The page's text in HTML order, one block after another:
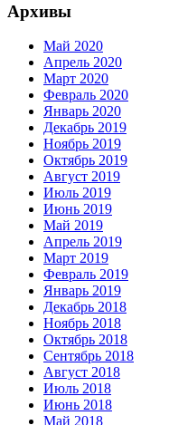
Архивы
Май 2020
Апрель 2020
Март 2020
Февраль 2020
Январь 2020
Декабрь 2019
Ноябрь 2019
Октябрь 2019
Август 2019
Июль 2019
Июнь 2019
Май 2019
Апрель 2019
Март 2019
Февраль 2019
Январь 2019
Декабрь 2018
Ноябрь 2018
Октябрь 2018
Сентябрь 2018
Август 2018
Июль 2018
Июнь 2018
Май 2018